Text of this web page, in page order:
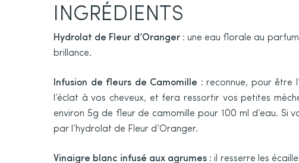
INGRÉDIENTS
Hydrolat de Fleur d’Oranger: une eau florale au
brillance.
Infusion de fleurs de Camomille : reconnue, pour être
l’éclat à vos cheveux, et fera ressortir vos petites
environ 5g de fleur de camomille pour 100 ml d’eau. Si
par l’hydrolat de Fleur d’Oranger.
Vinaigre blanc infusé aux agrumes : il resserre les